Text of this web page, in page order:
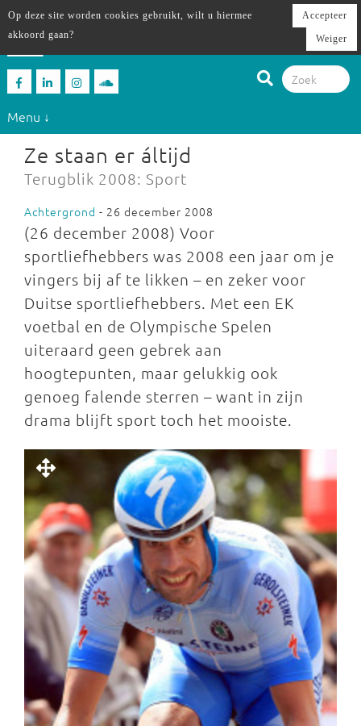
Menu ↓
Ze staan er áltijd
Terugblik 2008: Sport
Achtergrond - 26 december 2008
(26 december 2008) Voor
sportliefhebbers was 2008 een jaar om je
vingers bij af te likken – en zeker voor
Duitse sportliefhebbers. Met een EK
voetbal en de Olympische Spelen
uiteraard geen gebrek aan
hoogtepunten, maar gelukkig ook
genoeg falende sterren – want in zijn
drama blijft sport toch het mooiste.
Op deze site worden cookies gebruikt, wilt u hiermee
akkoord gaan?
Accepteer
Weiger